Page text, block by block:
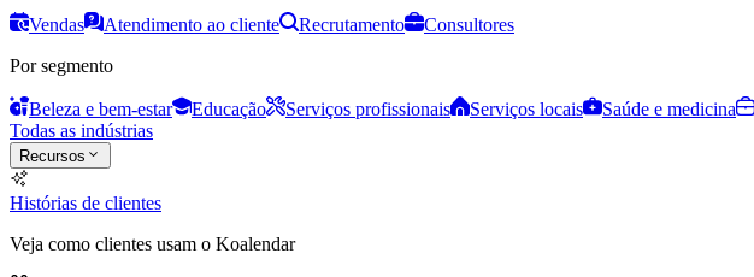
Vendas Atendimento ao cliente Recrutamento
Consultores
Por segmento
Beleza e bem-estar Educação Serviços profissionais Serviços locais Saúde e medicina
Todas as indústrias
Recursos
Histórias de clientes
Veja como clientes usam o Koalendar